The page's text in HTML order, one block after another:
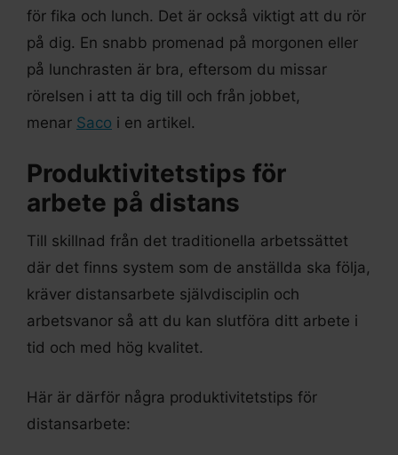
för fika och lunch. Det är också viktigt att du rör
på dig. En snabb promenad på morgonen eller
på lunchrasten är bra, eftersom du missar
rörelsen i att ta dig till och från jobbet,
menar Saco i en artikel.
Produktivitetstips för
arbete på distans
Till skillnad från det traditionella arbetssättet
där det finns system som de anställda ska följa,
kräver distansarbete självdisciplin och
arbetsvanor så att du kan slutföra ditt arbete i
tid och med hög kvalitet.
Här är därför några produktivitetstips för
distansarbete: